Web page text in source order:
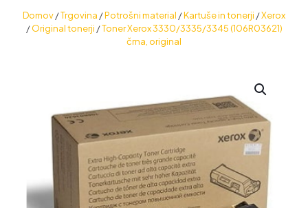
Domov/Trgovina /Potrošni material /Kartuše in tonerji /Xerox
/ Original tonerji /Toner Xerox 3330/3335/3345 (106R03621)
črna, original